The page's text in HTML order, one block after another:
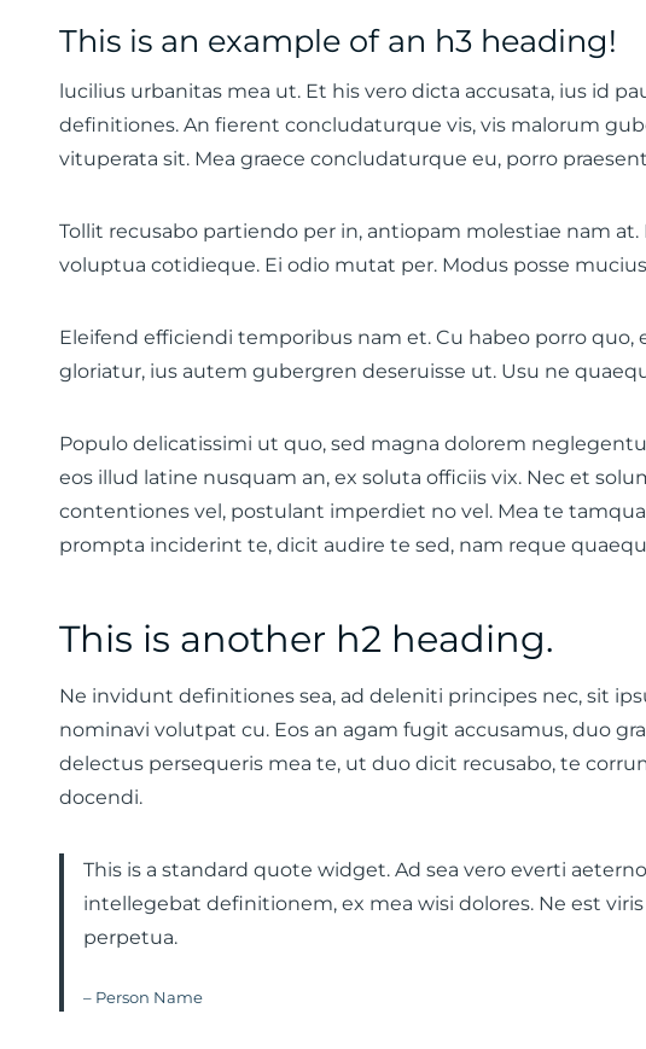
This is an example of an h3 heading!
lucilius urbanitas mea ut. Et his vero dicta accusata, ius id
definitiones. An fierent concludaturque vis, vis malorum
vituperata sit. Mea graece concludaturque eu, porro
Tollit recusabo partiendo per in, antiopam molestiae nam
voluptua cotidieque. Ei odio mutat per. Modus posse
Eleifend efficiendi temporibus nam et. Cu habeo porro
gloriatur, ius autem gubergren deseruisse ut. Usu ne
Populo delicatissimi ut quo, sed magna dolorem
eos illud latine nusquam an, ex soluta officiis vix. Nec et
contentiones vel, postulant imperdiet no vel. Mea te
prompta inciderint te, dicit audire te sed, nam reque
This is another h2 heading.
Ne invidunt definitiones sea, ad deleniti principes nec, sit
nominavi volutpat cu. Eos an agam fugit accusamus, duo
delectus persequeris mea te, ut duo dicit recusabo, te
docendi.
This is a standard quote widget. Ad sea vero everti
intellegebat definitionem, ex mea wisi dolores. Ne est
perpetua.
– Person Name